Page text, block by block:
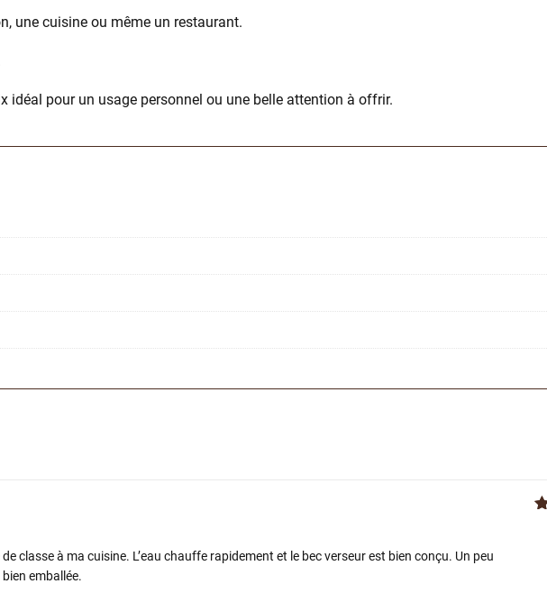
une cuisine ou même un restaurant.
pour un usage personnel ou une belle attention à offrir.
classe à ma cuisine. L’eau chauffe rapidement et le bec verseur est bien conçu. Un peu
emballée.